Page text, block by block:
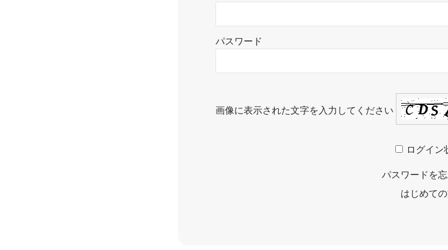
パスワード
画像に表示された文字を入力してください
ログイン
パスワードを
はじめて